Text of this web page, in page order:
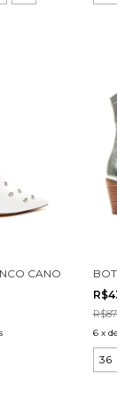
CANO CURTO
6 x de
36